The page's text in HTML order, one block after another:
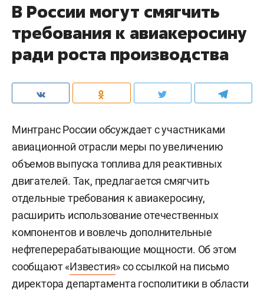
В России могут смягчить
требования к авиакеросину
ради роста производства
Минтранс России обсуждает с участниками
авиационной отрасли меры по увеличению
объемов выпуска топлива для реактивных
двигателей. Так, предлагается смягчить
отдельные требования к авиакеросину,
расширить использование отечественных
компонентов и вовлечь дополнительные
нефтеперерабатывающие мощности. Об этом
сообщают «Известия» со ссылкой на письмо
директора департамента госполитики в области